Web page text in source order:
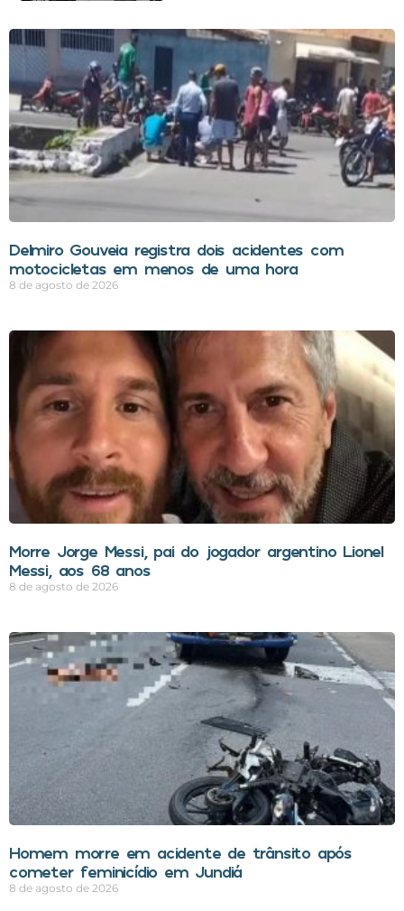
Delmiro Gouveia registra dois acidentes com
motocicletas em menos de uma hora
8 de agosto de 2026
Morre Jorge Messi, pai do jogador argentino Lionel
Messi, aos 68 anos
8 de agosto de 2026
Homem morre em acidente de trânsito após
cometer feminicídio em Jundiá
8 de agosto de 2026